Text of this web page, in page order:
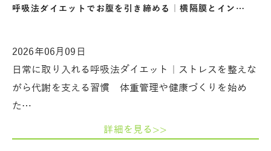
呼吸法ダイエットでお腹を引き締める｜横隔膜とイン…
2026年06月09日
日常に取り入れる呼吸法ダイエット｜ストレスを整えな
がら代謝を支える習慣 体重管理や健康づくりを始め
た…
詳細を見る>>